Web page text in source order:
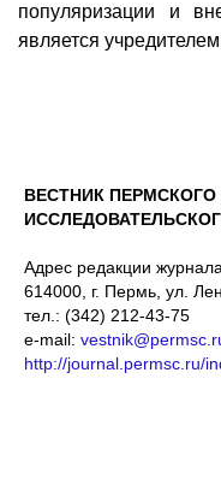
популяризации и
является
ВЕСТНИК
Адрес редакции
614000, г. Пермь, ул.
тел.: (342) 212-43-75
e-mail:
http://journal.permsc.ru/